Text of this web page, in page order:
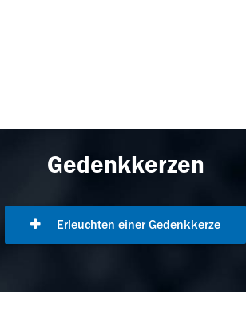
Gedenkkerzen
Erleuchten einer Gedenkkerze